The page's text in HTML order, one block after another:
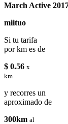
March Active
miituo
Si tu tarifa
por km es de
$ 0.56 x
km
y recorres un
aproximado de
300km al